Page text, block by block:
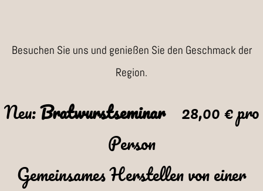
Besuchen Sie uns und genießen Sie den Geschmack der
Region.
Neu:Bratwurstseminar 28,00 € pro
Person
Gemeinsames Herstellen von einer